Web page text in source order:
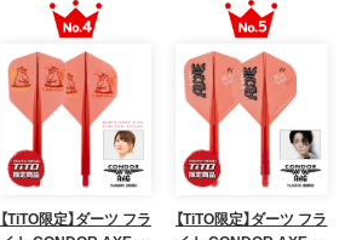
【TiTO限定】ダーツ フラ
【TiTO限定】ダーツ フラ